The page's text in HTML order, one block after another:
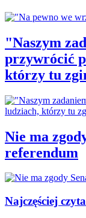
"Naszym
przywrócić
którzy tu
Nie ma
referendum
Najczęściej